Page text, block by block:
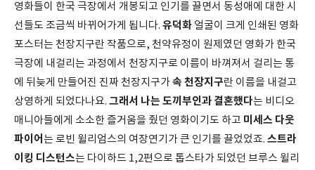
영화들이 한국 극장에서 개봉되고 인기를 끌면서 동성애에 대한 시
선들도 조금씩 바뀌어가게 됩니다. 유덕화 얼굴이 크게 인쇄된 영화
포스터는 천장지구란 작품으로, 천약유정이 원제였던 영화가 한국
극장에 내걸리는 과정에서 천장지구로 이름이 바껴져서 걸리는 통
에 뒤늦게 만들어진 진짜 천장지구가속 천장지구란 이름을 내걸고
상영하게 되었다나요. 그래서 나는 도끼부인과 결혼했다는 비디오
매니아들에게 소소한 즐거움을 줬던 영화이기도 하고 미세스 다웃
파이어 는 로빈 윌리엄스의 여장연기가 큰 인기를 끌었었죠. 스트라
이킹 디스턴스는 다이하드 1,2편으로 톱스타가 되었던 브루스 윌리